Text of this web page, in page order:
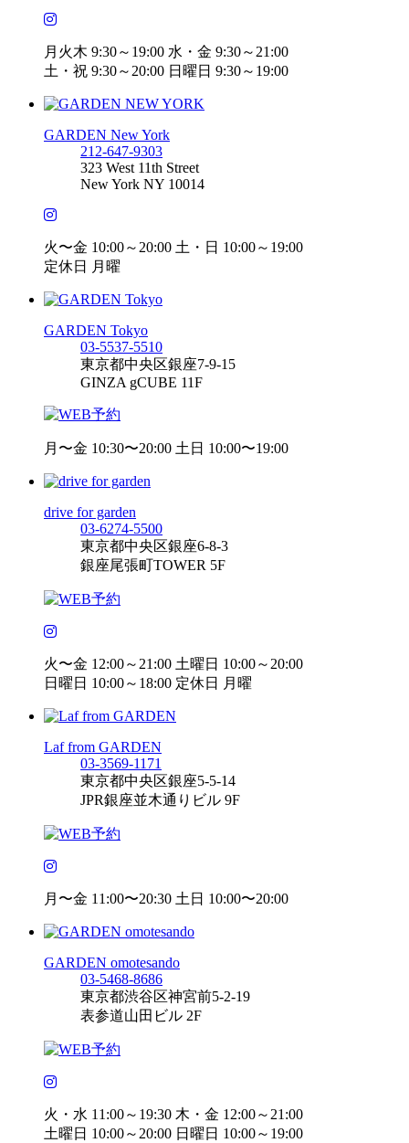
月火木 9:30～19:00 水・金 9:30～21:00
土・祝 9:30～20:00 日曜日 9:30～19:00
GARDEN New York
212-647-9303
323 West 11th Street
New York NY 10014
火〜金 10:00～20:00 土・日 10:00～19:00
定休日 月曜
GARDEN Tokyo
03-5537-5510
東京都中央区銀座7-9-15
GINZA gCUBE 11F
月〜金 10:30〜20:00 土日 10:00〜19:00
drive for garden
03-6274-5500
東京都中央区銀座6-8-3
銀座尾張町TOWER 5F
火〜金 12:00～21:00 土曜日 10:00～20:00
日曜日 10:00～18:00 定休日 月曜
Laf from GARDEN
03-3569-1171
東京都中央区銀座5-5-14
JPR銀座並木通りビル 9F
月〜金 11:00〜20:30 土日 10:00〜20:00
GARDEN omotesando
03-5468-8686
東京都渋谷区神宮前5-2-19
表参道山田ビル 2F
火・水 11:00～19:30 木・金 12:00～21:00
土曜日 10:00～20:00 日曜日 10:00～19:00